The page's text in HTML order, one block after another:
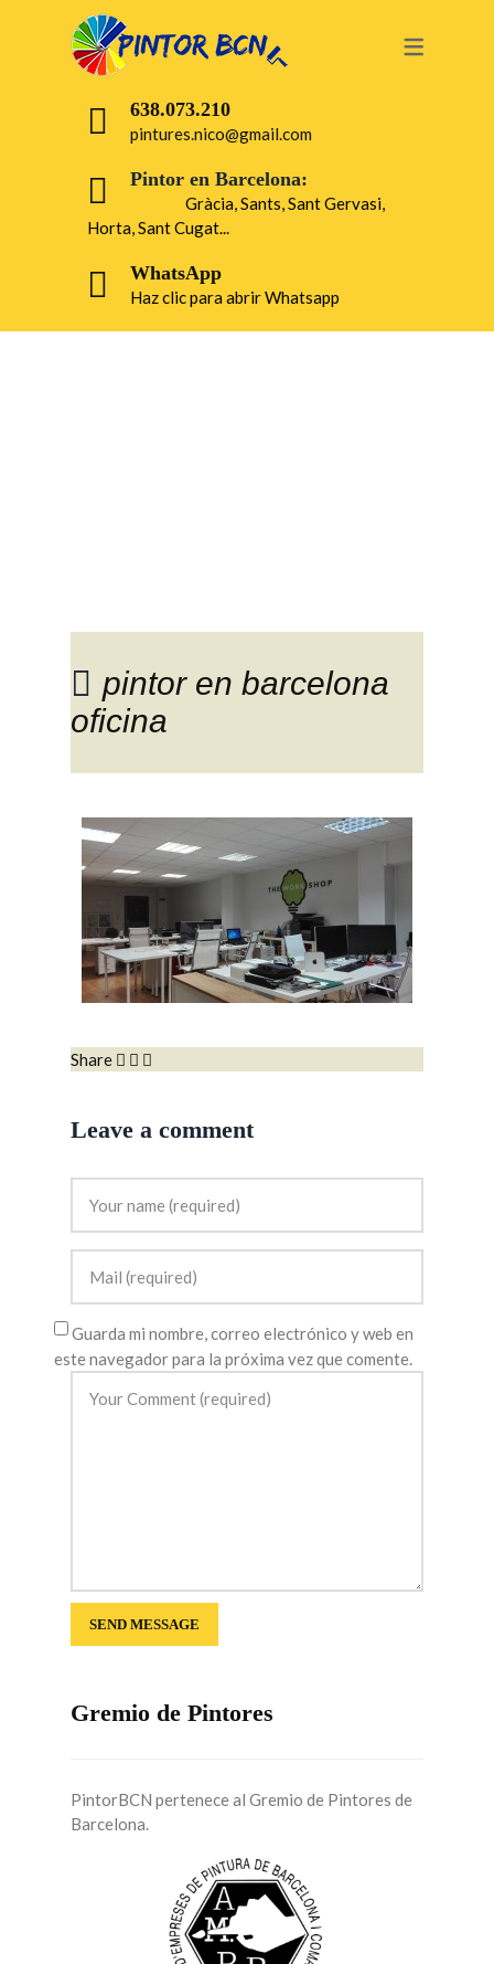
638.073.210
pintures.nico@gmail.com
Pintor en Barcelona:
Gràcia, Sants, Sant Gervasi,
Horta, Sant Cugat...
WhatsApp
Haz clic para abrir Whatsapp
pintor en barcelona
oficina
Share
Leave a comment
Guarda mi nombre, correo electrónico y web en
este navegador para la próxima vez que comente.
Gremio de Pintores
PintorBCN pertenece al Gremio de Pintores de
Barcelona.